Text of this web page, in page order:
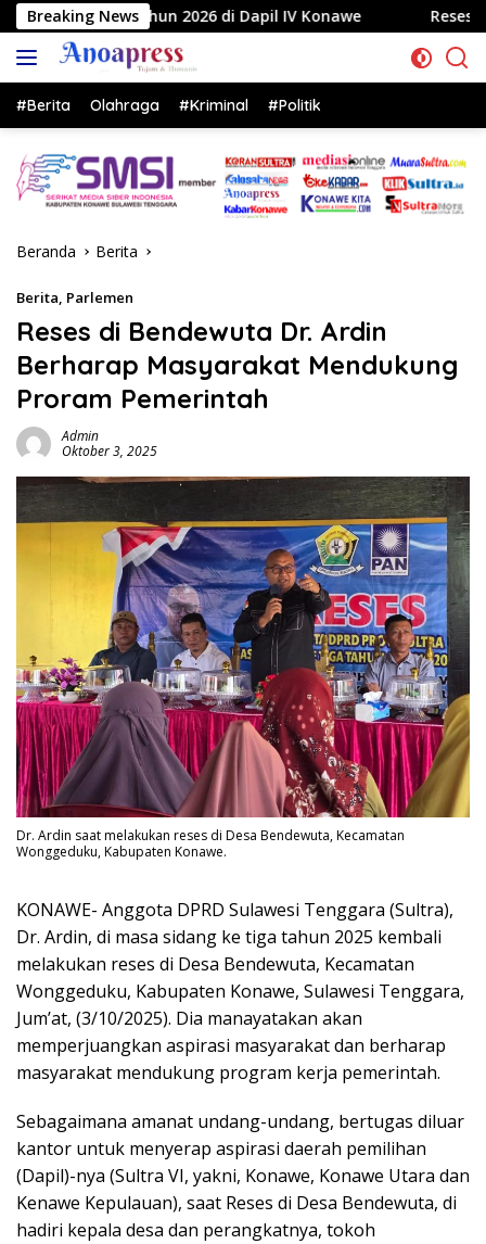
Langsung
ke
konten
Breaking News
di Dapil IV Konawe Reses di Labela, Anggota
#Berita Olahraga #Kriminal #Politik
Beranda Berita
Berita, Parlemen
Reses di Bendewuta Dr. Ardin
Berharap Masyarakat Mendukung
Proram Pemerintah
Admin
Oktober 3, 2025
Dr. Ardin saat melakukan reses di Desa Bendewuta, Kecamatan
Wonggeduku, Kabupaten Konawe.
KONAWE- Anggota DPRD Sulawesi Tenggara (Sultra),
Dr. Ardin, di masa sidang ke tiga tahun 2025 kembali
melakukan reses di Desa Bendewuta, Kecamatan
Wonggeduku, Kabupaten Konawe, Sulawesi Tenggara,
Jum’at, (3/10/2025). Dia manayatakan akan
memperjuangkan aspirasi masyarakat dan berharap
masyarakat mendukung program kerja pemerintah.
Sebagaimana amanat undang-undang, bertugas diluar
kantor untuk menyerap aspirasi daerah pemilihan
(Dapil)-nya (Sultra VI, yakni, Konawe, Konawe Utara dan
Kenawe Kepulauan), saat Reses di Desa Bendewuta, di
hadiri kepala desa dan perangkatnya, tokoh